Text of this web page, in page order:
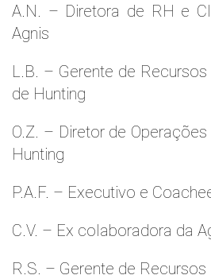
A.N. – Diretora de RH e
Agnis
L.B. – Gerente de
de Hunting
O.Z. – Diretor de
Hunting
P.A.F. – Executivo e
C.V. – Ex colaboradora da
R.S. – Gerente de